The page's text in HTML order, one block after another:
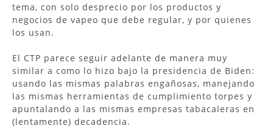
tema, con solo desprecio por los productos y
negocios de vapeo que debe regular, y por quienes
los usan.
El CTP parece seguir adelante de manera muy
similar a como lo hizo bajo la presidencia de Biden:
usando las mismas palabras engañosas, manejando
las mismas herramientas de cumplimiento torpes y
apuntalando a las mismas empresas tabacaleras en
(lentamente) decadencia.